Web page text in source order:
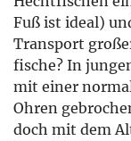
Fuß ist ideal)
Transport
fische? In
mit einer
Ohren
doch mit dem